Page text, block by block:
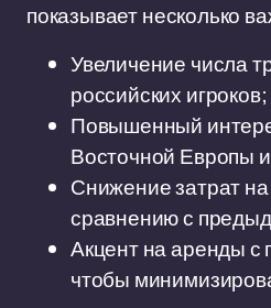
показывает несколько
Увеличение числа
российских игроков;
Повышенный
Восточной Европы
Снижение затрат
сравнению с
Акцент на аренды с
чтобы